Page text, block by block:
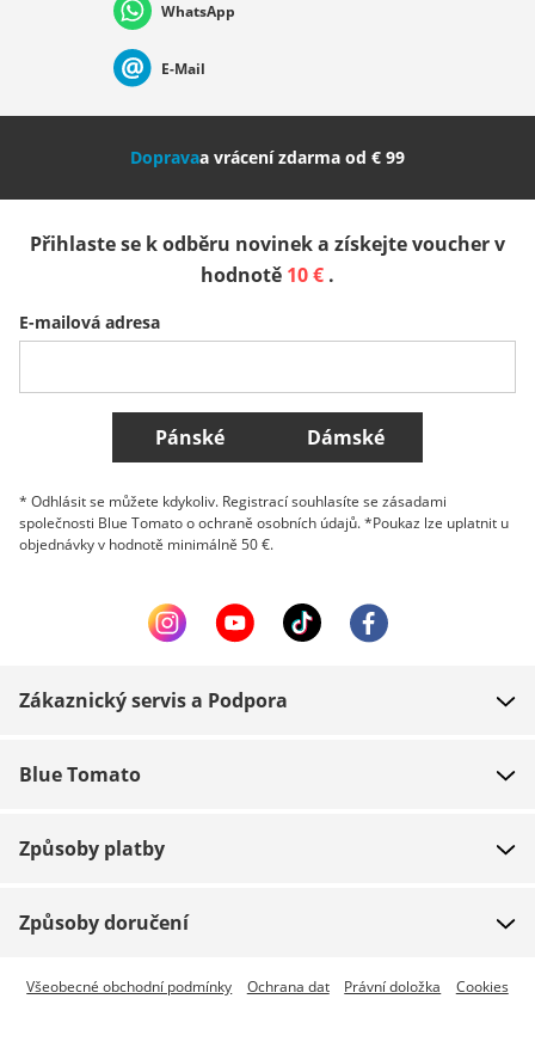
Nederland Italia (Italiano) Italien (Deutsch)
Slovenija
Belgique (Français) Danmark Norge
Všechny země
WhatsApp
E-Mail
Dopravaa vrácení zdarma od € 99
Přihlaste se k odběru novinek a získejte voucher v
hodnotě 10 € .
E-mailová adresa
Pánské Dámské
* Odhlásit se můžete kdykoliv. Registrací souhlasíte se zásadami
společnosti Blue Tomato o ochraně osobních údajů. *Poukaz lze uplatnit u
objednávky v hodnotě minimálně 50 €.
Zákaznický servis a Podpora
Platba
Navrácení zboží
Sledování zásilky
Blue Tomato
Práce
Blue World
Způsoby platby
Způsoby doručení
Expresní doručení je dostupné
Všeobecné obchodní podmínky Ochrana dat Právní doložka Cookies